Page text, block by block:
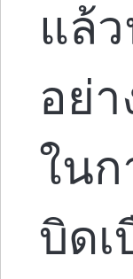
แล้
อย่
ใน
บิด